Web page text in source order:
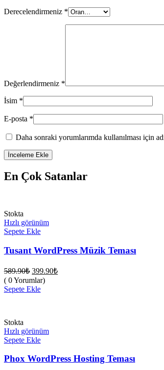
Derecelendirmeniz *
Değerlendirmeniz *
İsim *
E-posta *
Daha sonraki yorumlarımda kullanılması için
En Çok Satanlar
Stokta
Hızlı görünüm
Sepete Ekle
Tusant WordPress Müzik Teması
589.90₺ Orijinal
fiyat:
589.90₺.
399.90₺Şu
( 0 Yorumlar)
Sepete Ekle
Stokta
Hızlı görünüm
Sepete Ekle
Phox WordPress Hosting Teması